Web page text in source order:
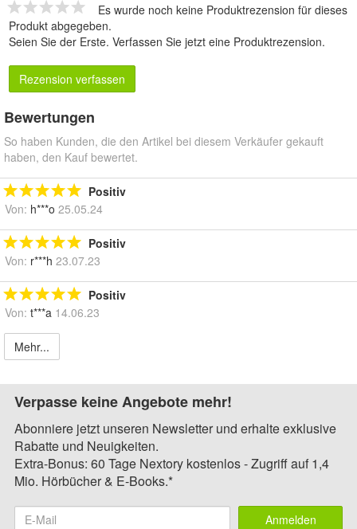
Es wurde noch keine Produktrezension für dieses
Produkt abgegeben.
Seien Sie der Erste. Verfassen Sie jetzt eine Produktrezension.
Rezension verfassen
Bewertungen
So haben Kunden, die den Artikel bei diesem Verkäufer gekauft
haben, den Kauf bewertet.
Positiv
Von: h***o 25.05.24
Positiv
Von: r***h 23.07.23
Positiv
Von: t***a 14.06.23
Mehr...
Verpasse keine Angebote mehr!
Abonniere jetzt unseren Newsletter und erhalte exklusive
Rabatte und Neuigkeiten.
Extra-Bonus: 60 Tage Nextory kostenlos - Zugriff auf 1,4
Mio. Hörbücher & E-Books.*
Anmelden